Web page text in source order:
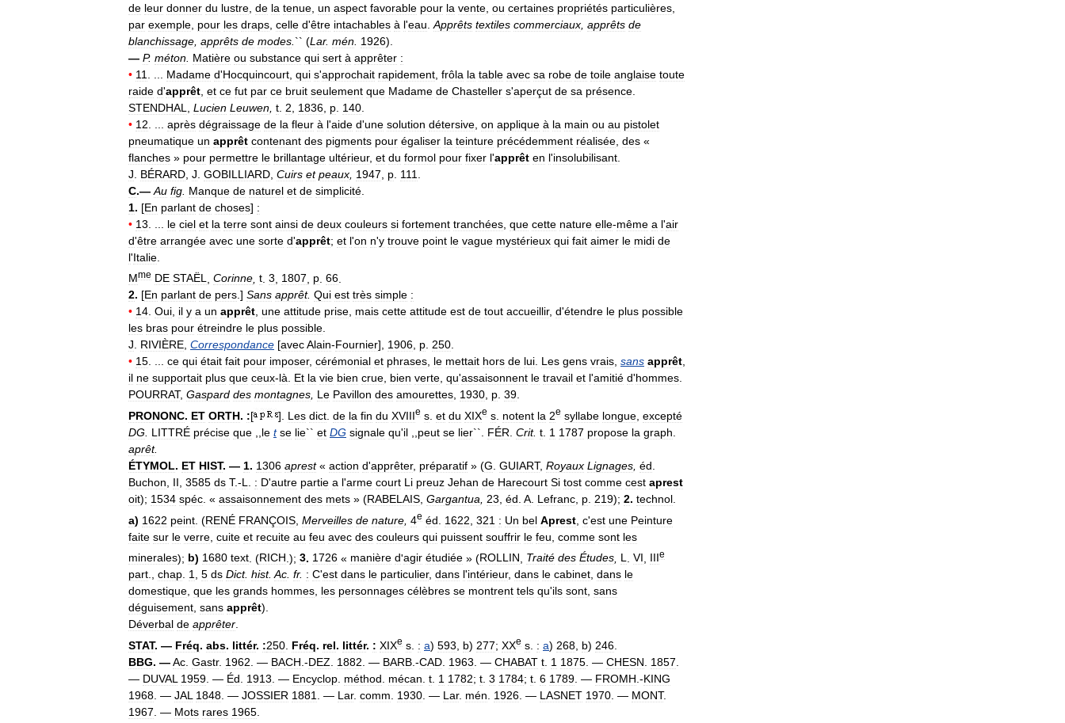
de leur donner du lustre de la tenue un aspect favorable pour la vente ou certaines propriétés particulières
par exemple pour les draps celle d'être intachables à l'eau Apprêts textiles commerciaux apprêts de
blanchissage apprêts de modes `` (Lar. mén 1926).
— P. méton Matière ou substance qui sert à apprêter :
• 11 Madame d'Hocquincourt qui s'approchait rapidement frôla la table avec sa robe de toile anglaise toute
raide d'apprêt et ce fut par ce bruit seulement que Madame de Chasteller s'aperçut de sa présence
STENDHAL
Lucien Leuwen t 2 1836 p 140
• 12 après dégraissage de la fleur à l'aide d'une solution détersive on applique à la main ou au pistolet
pneumatique un apprêt contenant des pigments pour égaliser la teinture précédemment réalisée des «
flanches » pour permettre le brillantage ultérieur, et du formol pour fixer l'apprêt en l'insolubilisant
J
BÉRARD J GOBILLIARD Cuirs et peaux 1947 p 111
C.— Au fig Manque de naturel et de simplicité
1. [En parlant de choses] :
• 13 le ciel et la terre sont ainsi de deux couleurs si fortement tranchées que cette nature elle-même a l'air
d'être arrangée avec une sorte d'apprêt; et l'on n'y trouve point le vague mystérieux qui fait aimer le midi de
l'Italie
Mme DE STAËL Corinne t 3 1807 p 66
2. [En parlant de pers.] Sans apprêt. Qui est très simple :
• 14. Oui, il y a un apprêt, une attitude prise, mais cette attitude est de tout accueillir, d'étendre le plus possible
les bras pour étreindre le plus possible.
J. RIVIÈRE, Correspondance [avecAlain-Fournier], 1906, p. 250.
• 15. ... ce qui était fait pour imposer, cérémonial et phrases, le mettait hors de lui. Les gens vrais, sans apprêt,
il ne supportait plus que ceux-là. Et la vie bien crue, bien verte, qu'assaisonnent le travail et l'amitié d'hommes.
POURRAT, Gaspard des montagnes, Le Pavillon des amourettes, 1930, p. 39.
PRONONC. ET ORTH. :[ ]. Les dict de la fin du XVIIIe s et du XIXe s notent la 2e syllabe longue excepté
DG LITTRÉ précise que le t se lie`` et DG signale qu'il peut se lier``. FÉR Crit. t 1 1787 propose la graph
aprêt.
ÉTYMOL. ET HIST. — 1. 1306 aprest« action d'apprêter, préparatif » (G GUIART, Royaux Lignages éd
Buchon
II 3585 ds T.-L : D'autre partie a l'arme court Li preuz Jehan de Harecourt Si tost comme cest aprest
oit); 1534 spéc . « assaisonnement des mets » (RABELAIS Gargantua 23 éd A Lefranc p 219); 2. technol
a) 1622 peint . (RENÉ FRANÇOIS Merveilles de nature 4e éd 1622 321 : Un bel Aprest c'est une Peinture
faite sur le verre cuite et recuite au feu avec des couleurs qui puissent souffrir le feu comme sont les
minerales); b) 1680 text . (RICH .); 3. 1726 « manière d'agir étudiée » (ROLLIN Traité des Études L VI IIIe
part., chap. 1, 5 ds Dict. hist.Ac. fr. : C'est dans le particulier, dans l'intérieur, dans le cabinet, dans le
domestique, que les grands hommes, les personnages célèbres se montrent tels qu'ils sont, sans
déguisement, sans apprêt).
Déverbal de apprêter.
STAT. — Fréq. abs. littér. :250 Fréq. rel. littér. : XIXe s : a) 593 b) 277; XXe s : a) 268 b) 246
BBG. —Ac Gastr. 1962 . — BACH .-DEZ 1882 . — BARB .-CAD 1963 . — CHABAT t 1 1875 . — CHESN 1857
— DUVAL 1959 . — Éd 1913 . — Encyclop méthod mécan t 1 1782; t 3 1784; t 6 1789 . — FROMH .-KING
1968 . — JAL 1848 . — JOSSIER 1881 . — Lar. comm 1930 . — Lar. mén 1926 . — LASNET 1970 . — MONT.
1967 . — Mots rares 1965